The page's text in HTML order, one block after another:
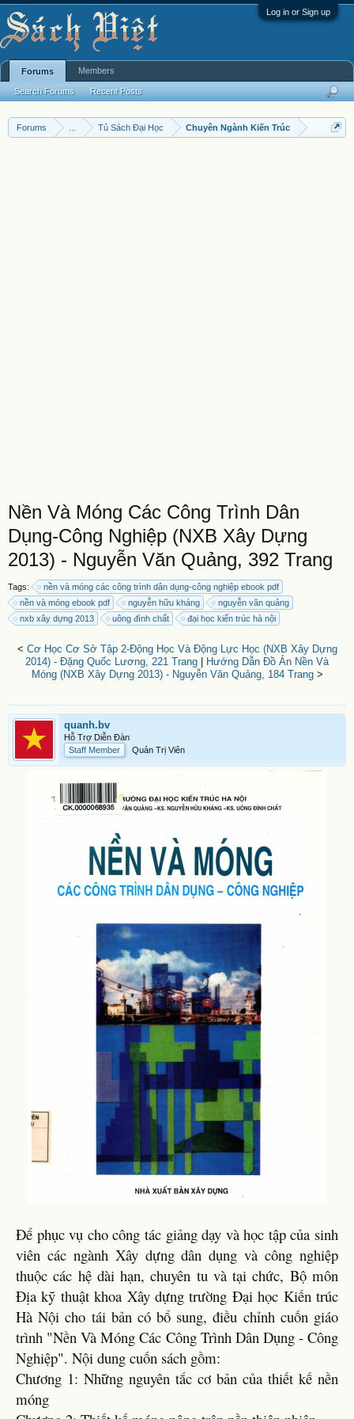
Log in or Sign up
Forums Tủ Sách Đại Học Chuyên Ngành Kiến Trúc
Nền Và Móng Các Công Trình Dân
Dụng-Công Nghiệp (NXB Xây Dựng
2013) - Nguyễn Văn Quảng, 392 Trang
Tags:
nền và móng các công trình dân dụng-công nghiệp ebook pdf
nền và móng ebook pdf
nguyễn hữu kháng
nguyễn văn quảng
nxb xây dựng 2013
uông đình chất đại học kiến trúc hà nội
< Cơ Học Cơ Sở Tập 2-Động Học Và Động Lực Học (NXB Xây Dựng
2014) - Đặng Quốc Lương, 221 Trang
Hướng Dẫn Đồ Án Nền Và
Móng (NXB Xây Dựng 2013) - Nguyễn Văn Quảng, 184 Trang>
quanh.bv
Hỗ Trợ Diễn Đàn
Staff Member
Quản Trị Viên
Để phục vụ cho công tác giảng dạy và học tập của sinh
viên các ngành Xây dựng dân dụng và công nghiệp
thuộc các hệ dài hạn, chuyên tu và tại chức, Bộ môn
Địa kỹ thuật khoa Xây dựng trường Đại học Kiến trúc
Hà Nội cho tái bản có bổ sung, điều chỉnh cuốn giáo
trình "Nền Và Móng Các Công Trình Dân Dụng - Công
Nghiệp". Nội dung cuốn sách gồm:
Chương 1: Những nguyên tắc cơ bản của thiết kế nền
móng
Forums
Search Forums Recent Posts
Members